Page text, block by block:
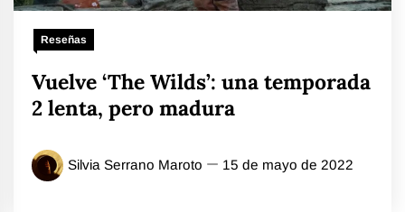
Reseñas
Vuelve ‘The Wilds’: una temporada
2 lenta, pero madura
Silvia Serrano Maroto 15 de mayo de 2022